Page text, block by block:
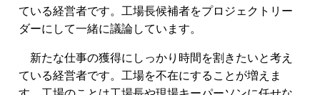
ている経営者です。工場長候補者をプロジェクトリー
ダーにして一緒に議論しています。
新たな仕事の獲得にしっかり時間を割きたいと考え
ている経営者です。工場を不在にすることが増えま